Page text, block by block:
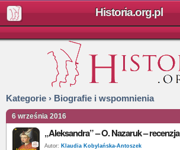
Historia.org.pl
Kategorie › Biografie i wspomnienia
6 września 2016
„Aleksandra” – O. Nazaruk – recenzja
Autor: Klaudia Kobylańska-Antoszek